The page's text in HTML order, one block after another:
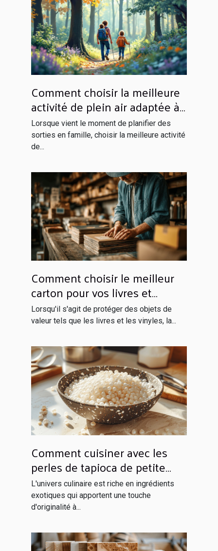
Comment choisir la meilleure
activité de plein air adaptée à
votre famille ?
Lorsque vient le moment de planifier des
sorties en famille, choisir la meilleure activité
de...
Comment choisir le meilleur
carton pour vos livres et
vinyles
Lorsqu'il s'agit de protéger des objets de
valeur tels que les livres et les vinyles, la...
Comment cuisiner avec les
perles de tapioca de petite
taille
L'univers culinaire est riche en ingrédients
exotiques qui apportent une touche
d'originalité à...